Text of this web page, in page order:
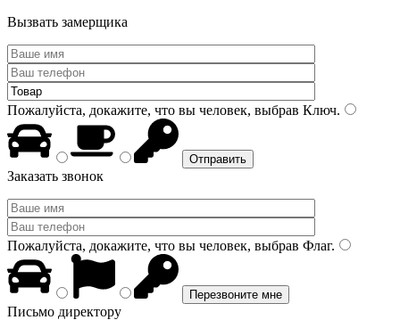
Вызвать замерщика
Пожалуйста, докажите, что вы человек, выбрав Ключ.
Заказать звонок
Пожалуйста, докажите, что вы человек, выбрав Флаг.
Письмо директору